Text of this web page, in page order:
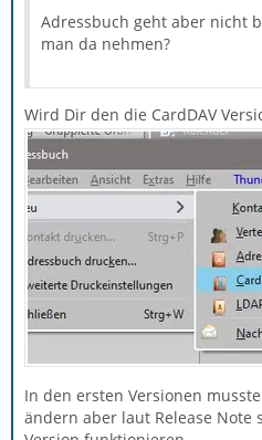
Adressbuch geht aber nicht
man da nehmen?
Wird Dir den die CardDAV
In den ersten Versionen
ändern aber laut Release Note